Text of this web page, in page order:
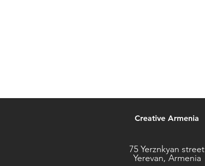
Creative Armenia
75 Yerznkyan street
Yerevan, Armenia